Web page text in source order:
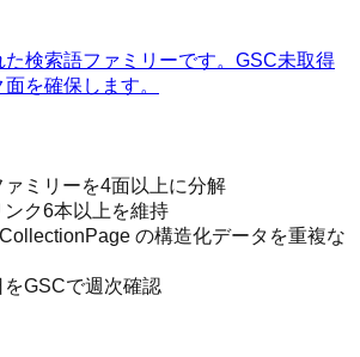
検索語ファミリーです。GSC未取得
を確保します。
ミリーを4面以上に分解
ク6本以上を維持
の構造化データを重複な
GSCで週次確認